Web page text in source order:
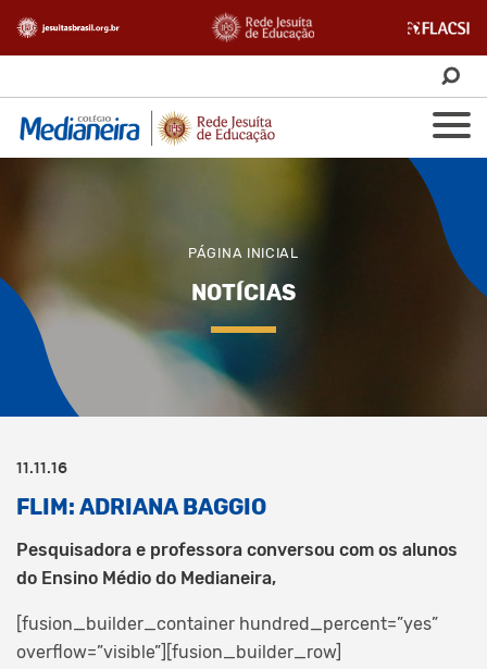
PÁGINA INICIAL
NOTÍCIAS
11.11.16
FLIM: ADRIANA BAGGIO
Pesquisadora e professora conversou com os alunos
do Ensino Médio do Medianeira,
[fusion_builder_container hundred_percent=”yes”
overflow=”visible”][fusion_builder_row]